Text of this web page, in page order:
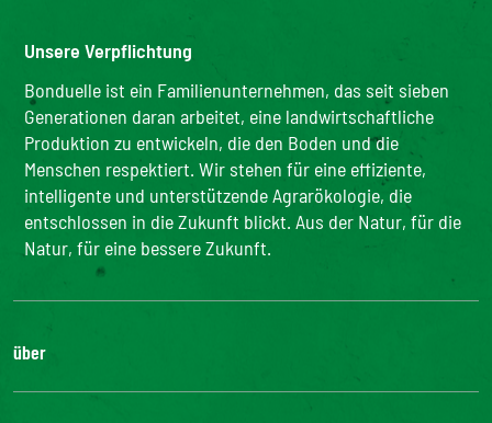
Unsere Verpflichtung
Bonduelle ist ein Familienunternehmen, das seit sieben
Generationen daran arbeitet, eine landwirtschaftliche
Produktion zu entwickeln, die den Boden und die
Menschen respektiert. Wir stehen für eine effiziente,
intelligente und unterstützende Agrarökologie, die
entschlossen in die Zukunft blickt. Aus der Natur, für die
Natur, für eine bessere Zukunft.
über
Die Gruppe